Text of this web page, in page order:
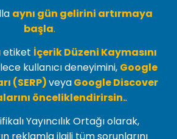
aynı gün gelirini artırmaya
başla.
etiket İçerik Düzeni Kaymasını
kullanıcı deneyimini, Google
(SERP)veyaGoogle Discover
önceliklendirirsin..
Yayıncılık Ortağı olarak,